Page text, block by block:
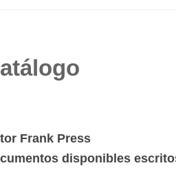
Frank Press
disponibles